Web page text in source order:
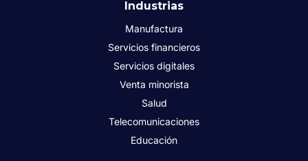
Industrias
Manufactura
Servicios financieros
Servicios digitales
Venta minorista
Salud
Telecomunicaciones
Educación